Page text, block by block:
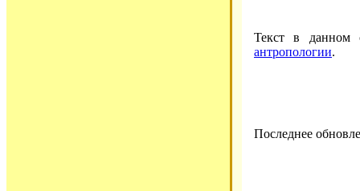
Текст в
антропологии.
Последнее